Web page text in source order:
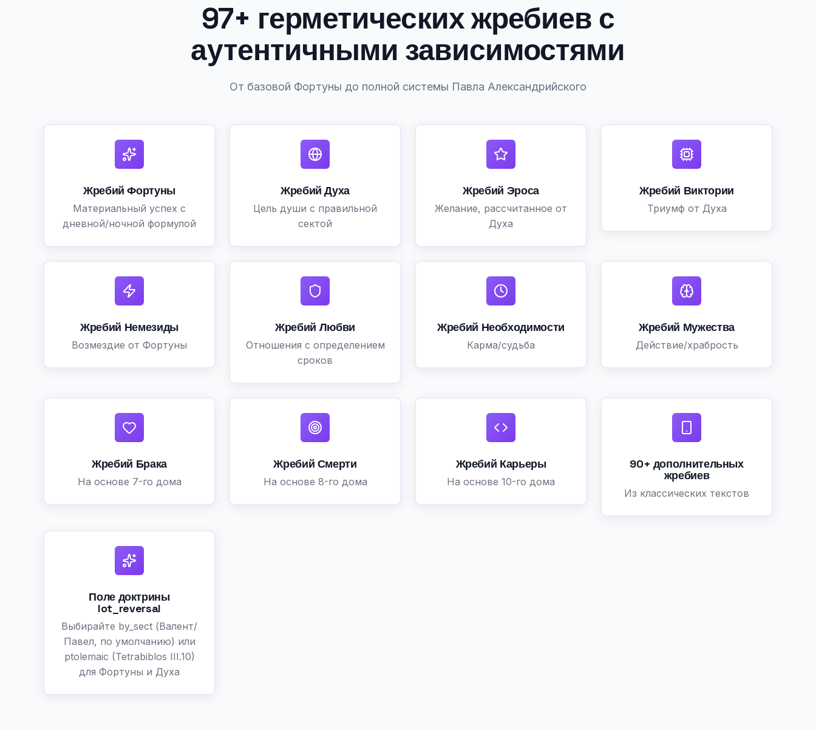
97+ герметических жребиев с
аутентичными зависимостями
От базовой Фортуны до полной системы Павла Александрийского
Жребий Фортуны
Материальный успех с
дневной/ночной формулой
Жребий Духа
Цель души с правильной
сектой
Жребий Эроса
Желание, рассчитанное от
Духа
Жребий Виктории
Триумф от Духа
Жребий Немезиды
Возмездие от Фортуны
Жребий Любви
Отношения с определением
сроков
Жребий Необходимости
Карма/судьба
Жребий Мужества
Действие/храбрость
Жребий Брака
На основе 7-го дома
Жребий Смерти
На основе 8-го дома
Жребий Карьеры
На основе 10-го дома
90+ дополнительных
жребиев
Из классических текстов
Поле доктрины
lot_reversal
Выбирайте by_sect (Валент/
Павел, по умолчанию) или
ptolemaic (Tetrabiblos III.10)
для Фортуны и Духа